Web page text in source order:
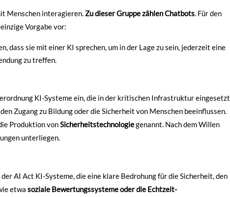
Menschen interagieren.Zu dieser Gruppe zählen Chatbots. Für den
Vorgabe vor:
dass sie mit einer KI sprechen, um in der Lage zu sein, jederzeit eine
zu treffen.
KI-Systeme ein, die in der kritischen Infrastruktur eingesetzt
Zugang zu Bildung oder die Sicherheit von Menschen beeinflussen.
Produktion vonSicherheitstechnologiegenannt. Nach dem Willen
unterliegen.
AI Act KI-Systeme, die eine klare Bedrohung für die Sicherheit, den
etwa soziale Bewertungssysteme oder die Echtzeit-